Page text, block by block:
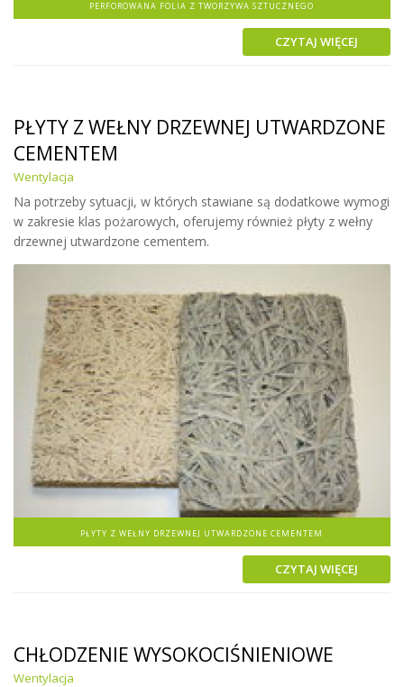
PERFOROWANA FOLIA Z TWORZYWA SZTUCZNEGO
CZYTAJ WIĘCEJ
PŁYTY Z WEŁNY DRZEWNEJ UTWARDZONE
CEMENTEM
Wentylacja
Na potrzeby sytuacji, w których stawiane są dodatkowe wymogi
w zakresie klas pożarowych, oferujemy również płyty z wełny
drzewnej utwardzone cementem.
PŁYTY Z WEŁNY DRZEWNEJ UTWARDZONE CEMENTEM
CZYTAJ WIĘCEJ
CHŁODZENIE WYSOKOCIŚNIENIOWE
Wentylacja